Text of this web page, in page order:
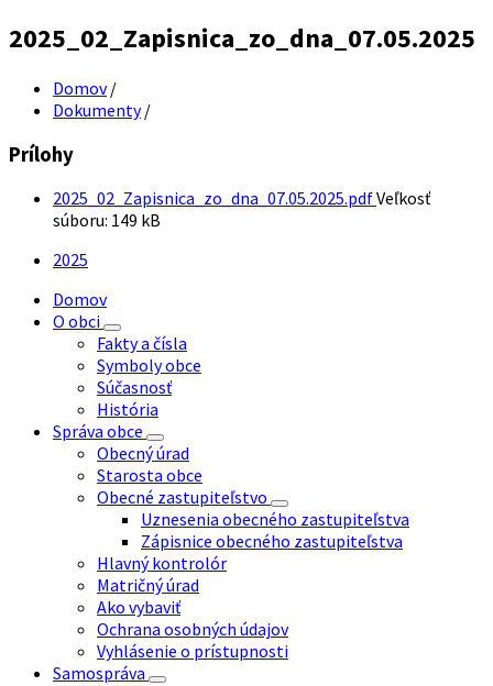
2025_02_Zapisnica_zo_dna_07.05.2025
Domov /
Dokumenty /
Prílohy
2025_02_Zapisnica_zo_dna_07.05.2025.pdfVeľkosť
súboru: 149 kB
2025
Domov
O obci
Fakty a čísla
Symboly obce
Súčasnosť
História
Správa obce
Obecný úrad
Starosta obce
Obecné zastupiteľstvo
Uznesenia obecného zastupiteľstva
Zápisnice obecného zastupiteľstva
Hlavný kontrolór
Matričný úrad
Ako vybaviť
Ochrana osobných údajov
Vyhlásenie o prístupnosti
Samospráva